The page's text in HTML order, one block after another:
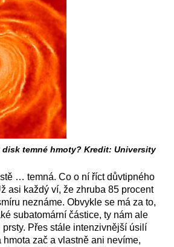
disk temné hmoty? Kredit: University
… temná. Co o ní říct důvtipného
asi každý ví, že zhruba 85 procent
neznáme. Obvykle se má za to,
subatomární částice, ty nám ale
Přes stále intenzivnější úsilí
hmota zač a vlastně ani nevíme,